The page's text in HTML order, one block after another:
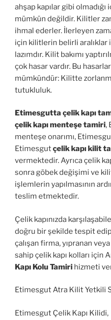
ahşap kapılar gibi
mümkün değildir. Kilitler
ihmal ederler. İlerleyen
için kilitlerin belirli aralıklar
lazımdır. Kilit bakımı
çok hasar vardır. Bu
mümkündür: Kilitte
tutukluluk.
Etimesgutta çelik kapı
çelik kapı menteşe tamiri,
menteşe onarımı,
Etimesgutçelik kapı kilit
vermektedir. Ayrıca çelik
sonra göbek değişimi ve
işlemlerin yapılmasının
teslim etmektedir.
Çelik kapınızda
doğru bir şekilde tespit
çalışan firma, yıpranan
sahip çelik kapı kolları için
Kapı Kolu Tamiri hizmeti
Etimesgut Atra Kilit Yetkili
Etimesgut Çelik Kapı Kilidi,